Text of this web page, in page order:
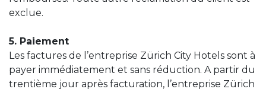
exclue.
5. Paiement
Les factures de l’entreprise Zürich City Hotels sont à
payer immédiatement et sans réduction. A partir du
trentième jour après facturation, l’entreprise Zürich